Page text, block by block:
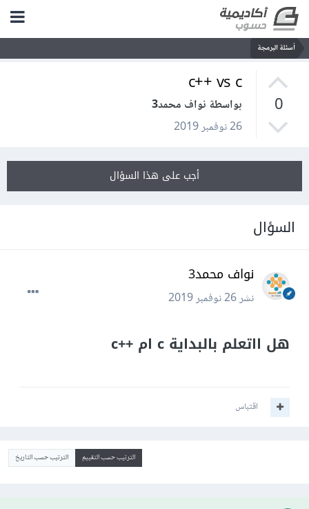
أسئلة البرمجة
0
c++ vs c
بواسطة نواف محمد3
26 نوفمبر 2019
أجب على هذا السؤال
السؤال
نواف محمد3
نشر26 نوفمبر 2019
هل ااتعلم بالبداية c ام ++c
اقتباس
الترتيب حسب التقييم الترتيب حسب التاريخ